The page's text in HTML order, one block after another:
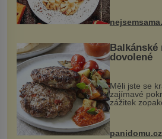
pokrmy, které
Balkánské
dovolené
Měli jste se
zajímavé
zážitek
snazšího.
Možná jste ji
bývalé
panidomu.cz